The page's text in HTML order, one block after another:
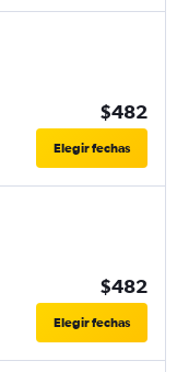
$482
Elegir fechas
$482
Elegir fechas